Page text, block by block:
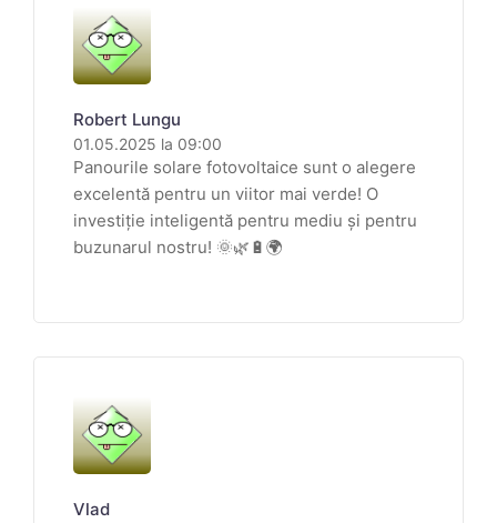
Robert Lungu
01.05.2025 la 09:00
Panourile solare fotovoltaice sunt o alegere
excelentă pentru un viitor mai verde! O
investiție inteligentă pentru mediu și pentru
buzunarul nostru! 🌞🌿🔋🌍
Vlad